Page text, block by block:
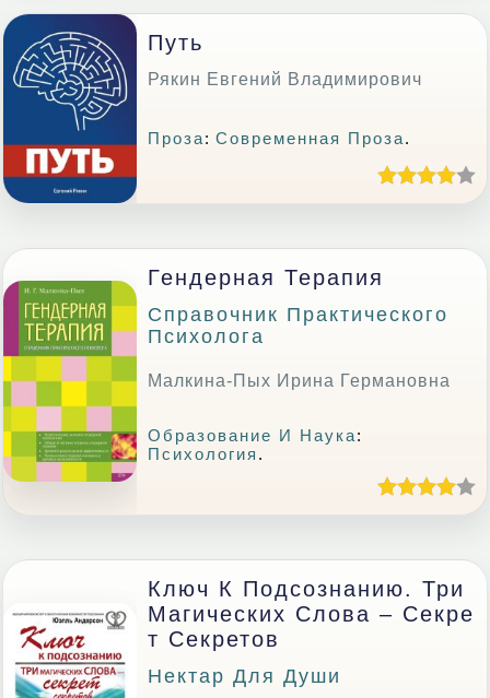
Путь
Рякин Евгений Владимирович
Проза:Современная Проза.
Гендерная Терапия
Справочник Практического
Психолога
Малкина-Пых Ирина Германовна
Образование И Наука:
Психология .
Ключ К Подсознанию. Три
Магических Слова – Секре
Т Секретов
Нектар Для Души